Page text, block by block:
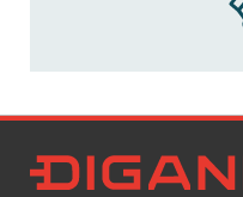
Ich bestätige, dass ich die